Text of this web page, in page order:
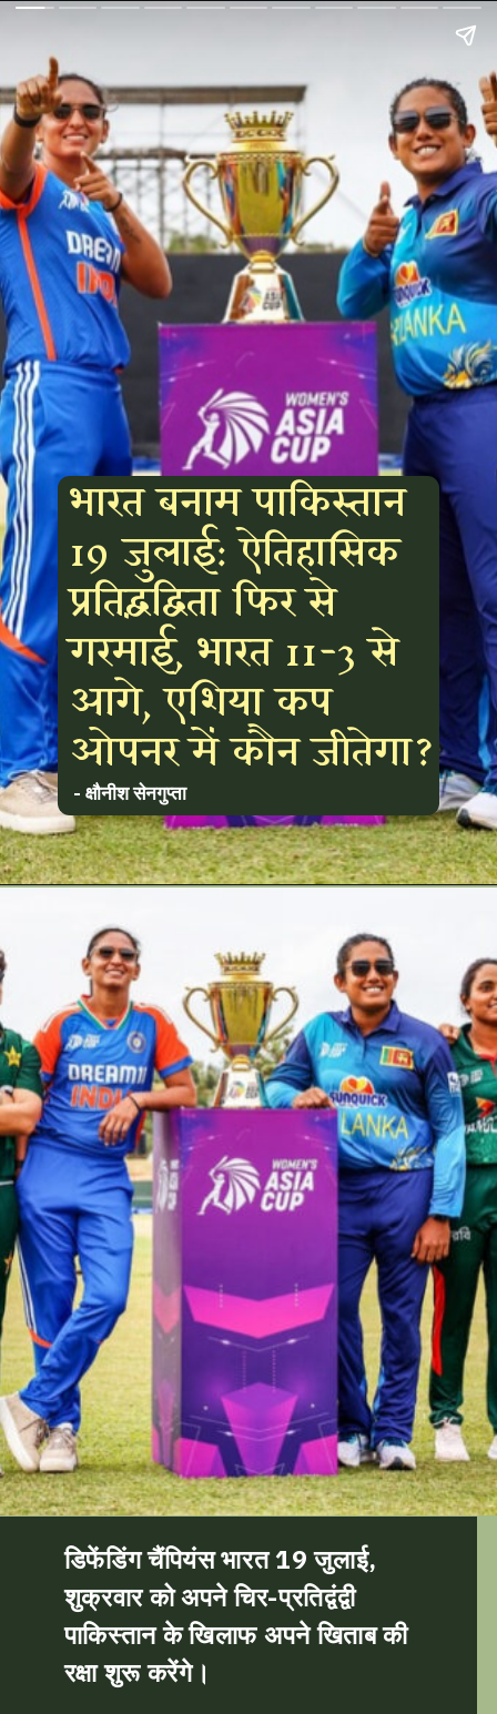
- क्षौनीश सेनगुप्ता
भारत बनाम पाकिस्तान
19 जुलाई: ऐतिहासिक
प्रतिद्वंद्विता फिर से
गरमाई, भारत 11-3 से
आगे, एशिया कप
ओपनर में कौन जीतेगा?
डिफेंडिंग चैंपियंस भारत 19 जुलाई,
शुक्रवार को अपने चिर-प्रतिद्वंद्वी
पाकिस्तान के खिलाफ अपने खिताब की
रक्षा शुरू करेंगे।